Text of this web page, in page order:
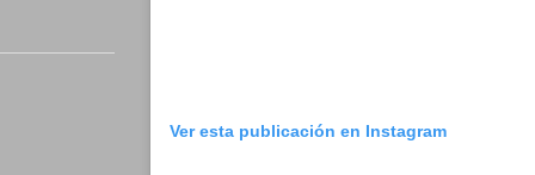
Ver esta publicación en Instagram